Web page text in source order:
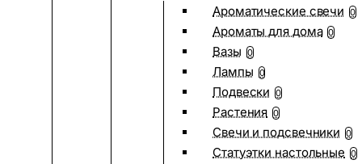
Ароматические свечи 0
Ароматы для дома 0
Вазы 0
Лампы 0
Подвески 0
Растения 0
Свечи и подсвечники 0
Статуэтки настольные 0